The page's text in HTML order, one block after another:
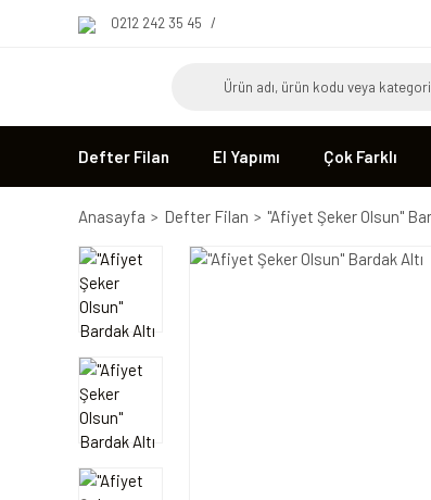
0212 242 35 45 /
Defter Filan El Yapımı Çok Farklı
Anasayfa Defter Filan ''Afiyet Şeker Olsun''